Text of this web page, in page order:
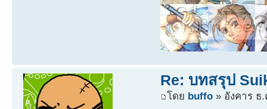
Re: บทสรุป
โดย buffo » อังคาร ธ.